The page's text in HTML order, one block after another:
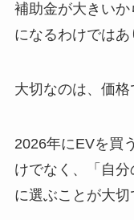
補助金が大きい
になるわけではあ
大切なのは、価格
2026年にEVを買
けでなく、「自
に選ぶことが大切